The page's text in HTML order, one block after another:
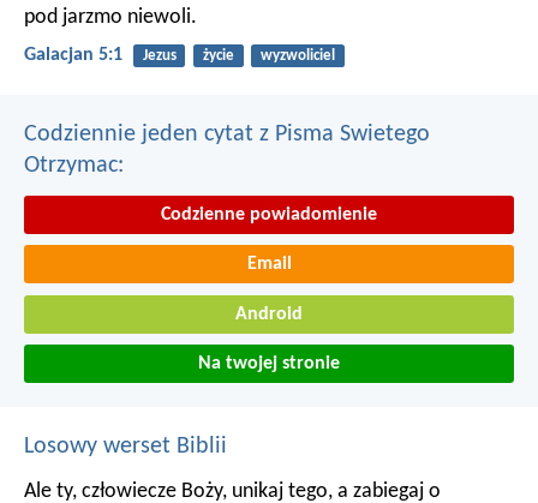
pod jarzmo niewoli.
Galacjan 5:1 Jezus życie wyzwoliciel
Codziennie jeden cytat z Pisma Swietego
Otrzymac:
Codzienne powiadomienie
Email
Android
Na twojej stronie
Losowy werset Biblii
Ale ty, człowiecze Boży, unikaj tego, a zabiegaj o